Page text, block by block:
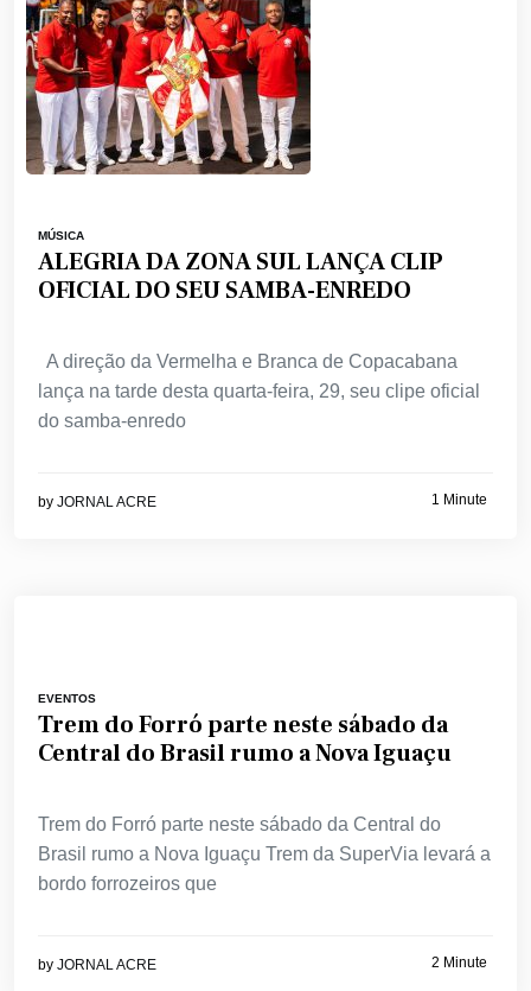
MÚSICA
ALEGRIA DA ZONA SUL LANÇA CLIP
OFICIAL DO SEU SAMBA-ENREDO
A direção da Vermelha e Branca de Copacabana
lança na tarde desta quarta-feira, 29, seu clipe oficial
do samba-enredo
by JORNAL ACRE 1 Minute
EVENTOS
Trem do Forró parte neste sábado da
Central do Brasil rumo a Nova Iguaçu
Trem do Forró parte neste sábado da Central do
Brasil rumo a Nova Iguaçu Trem da SuperVia levará a
bordo forrozeiros que
by JORNAL ACRE 2 Minute